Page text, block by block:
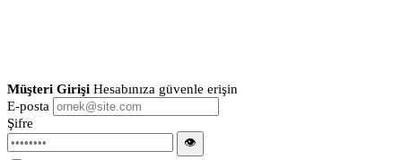
Müşteri Girişi Hesabınıza güvenle erişin
E-posta
Şifre
👁